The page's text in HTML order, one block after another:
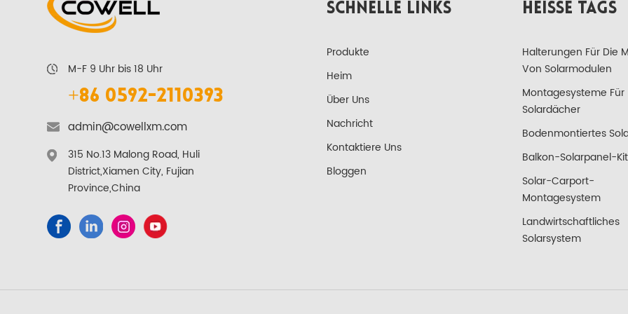
M-F 9 Uhr bis 18 Uhr
+86 0592-2110393
admin@cowellxm.com
315 No.13 Malong Road, Huli
District,Xiamen City, Fujian
Province,China
SCHNELLE LINKS
Produkte
Heim
Über Uns
Nachricht
Kontaktiere Uns
Bloggen
HEISSE TAGS
Halterungen Für Die
Von Solarmodulen
Montagesysteme Für
Solardächer
Bodenmontiertes
Balkon-Solarpanel-Kit
Solar-Carport-
Montagesystem
Landwirtschaftliches
Solarsystem